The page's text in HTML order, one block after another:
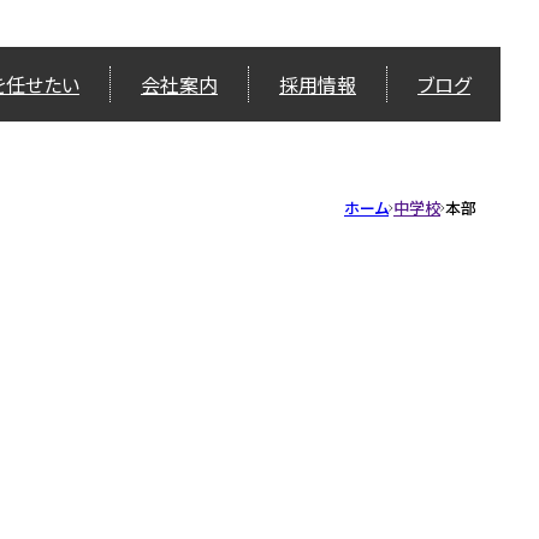
せたい 会社案内 採用情報 ブログ
ホーム 中学校 本部